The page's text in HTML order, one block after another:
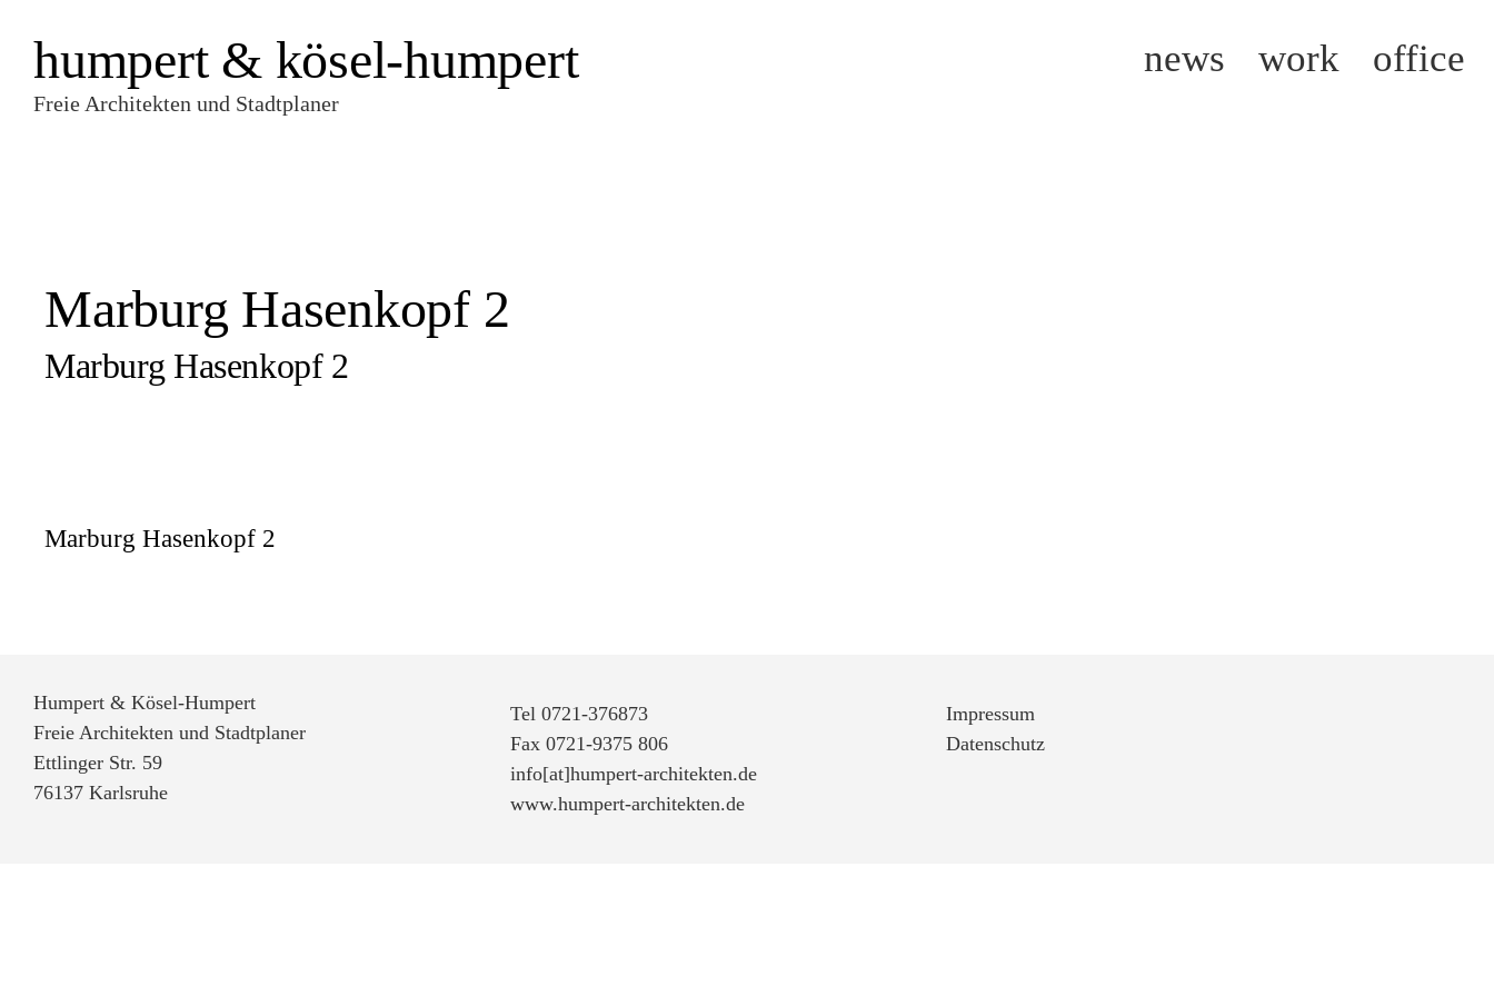
humpert & kösel-humpert
Freie Architekten und Stadtplaner
news work office
Marburg Hasenkopf 2
Marburg Hasenkopf 2
Marburg Hasenkopf 2
Humpert & Kösel-Humpert
Freie Architekten und Stadtplaner
Ettlinger Str. 59
76137 Karlsruhe
Tel 0721-376873
Fax 0721-9375 806
info[at]humpert-architekten.de
www.humpert-architekten.de
Impressum
Datenschutz